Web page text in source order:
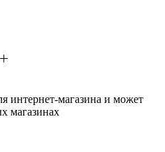
интернет-магазина и может
магазинах